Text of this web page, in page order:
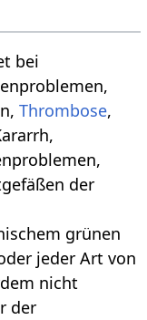
bei
Thrombose,
der
grünen
jeder Art von
nicht
der